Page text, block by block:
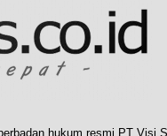
hukum resmi PT Visi